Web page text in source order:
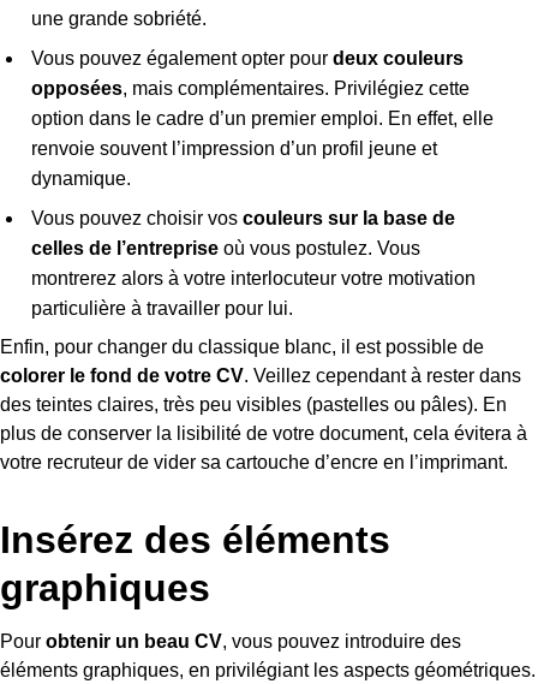
une grande sobriété.
Vous pouvez également opter pour deux couleurs
opposées, mais complémentaires. Privilégiez cette
option dans le cadre d’un premier emploi. En effet, elle
renvoie souvent l’impression d’un profil jeune et
dynamique.
Vous pouvez choisir vos couleurs sur la base de
celles de l’entrepriseoù vous postulez. Vous
montrerez alors à votre interlocuteur votre motivation
particulière à travailler pour lui.
Enfin, pour changer du classique blanc, il est possible de
colorer le fond de votre CV. Veillez cependant à rester dans
des teintes claires, très peu visibles (pastelles ou pâles). En
plus de conserver la lisibilité de votre document, cela évitera à
votre recruteur de vider sa cartouche d’encre en l’imprimant.
Insérez des éléments
graphiques
Pour obtenir un beau CV, vous pouvez introduire des
éléments graphiques, en privilégiant les aspects géométriques.